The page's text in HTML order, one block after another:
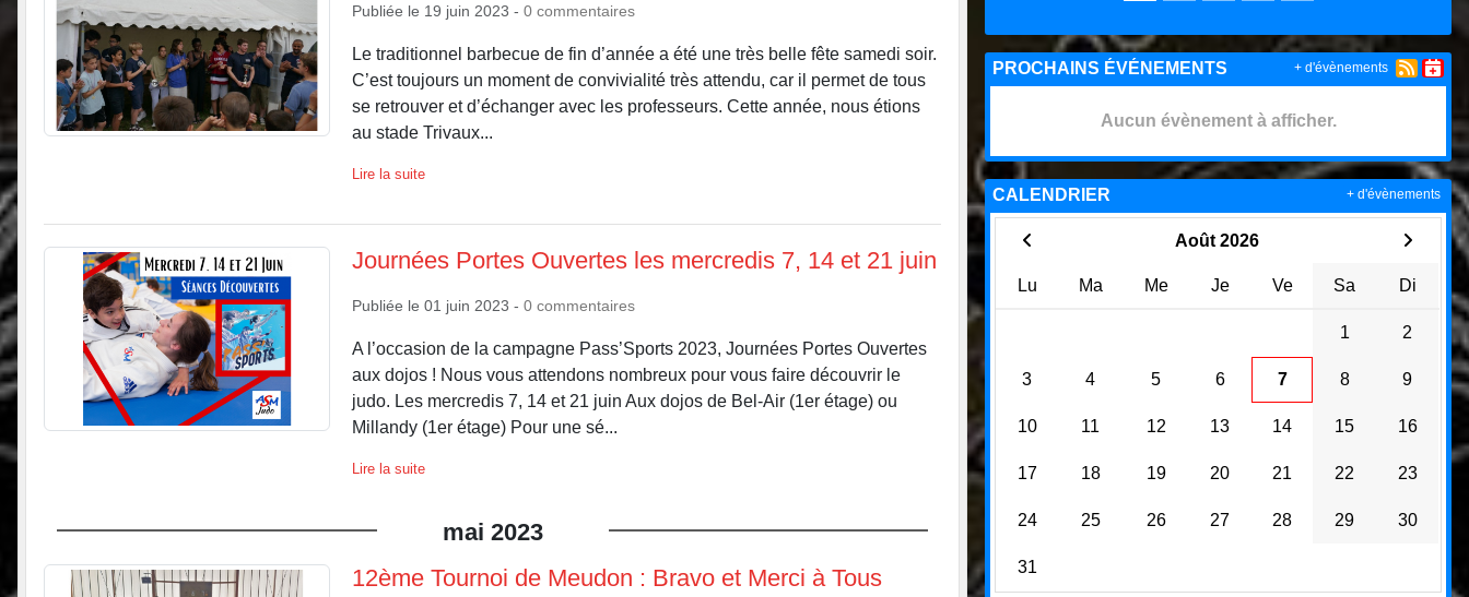
Publiée le 19 juin 2023 - 0 commentaires
Le traditionnel barbecue de fin d’année a été une très belle fête samedi soir.
C’est toujours un moment de convivialité très attendu, car il permet de tous
se retrouver et d’échanger avec les professeurs. Cette année, nous étions
au stade Trivaux...
Lire la suite
Journées Portes Ouvertes les mercredis 7, 14 et 21 juin
Publiée le 01 juin 2023 - 0 commentaires
A l’occasion de la campagne Pass’Sports 2023, Journées Portes Ouvertes
aux dojos ! Nous vous attendons nombreux pour vous faire découvrir le
judo. Les mercredis 7, 14 et 21 juin Aux dojos de Bel-Air (1er étage) ou
Millandy (1er étage) Pour une sé...
Lire la suite
mai 2023
12ème Tournoi de Meudon : Bravo et Merci à Tous
PROCHAINS ÉVÉNEMENTS
Aucun évènement à afficher.
+ d'évènements
CALENDRIER
Août 2026
Lu Ma Me Je Ve Sa Di
1 2
3 4 5 6 7 8 9
10 11 12 13 14 15 16
17 18 19 20 21 22 23
24 25 26 27 28 29 30
31
+ d'évènements